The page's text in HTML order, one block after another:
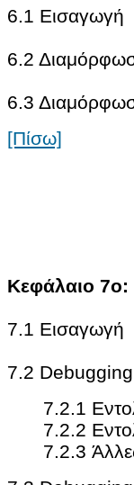
6.1 Εισαγωγή
6.2
6.3
[Πίσω]
Κεφάλαιο
7.1 Εισαγωγή
7.2 Debugging
7.2.1
7.2.2
7.2.3